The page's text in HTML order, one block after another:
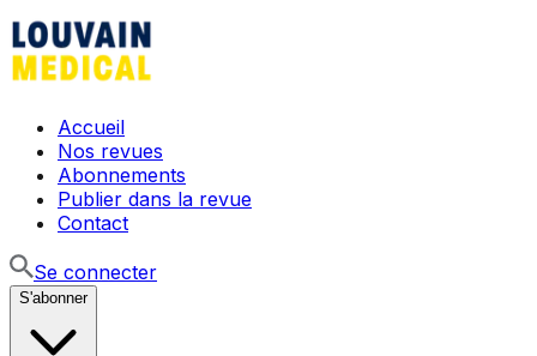
Accueil
Nos revues
Abonnements
Publier dans la revue
Contact
Se connecter
S'abonner